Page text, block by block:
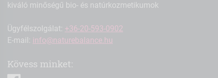
kiváló minőségű bio- és natúrkozmetikumok
Ügyfélszolgálat: +36-20-593-0902
E-mail: info@naturebalance.hu
Kövess minket: